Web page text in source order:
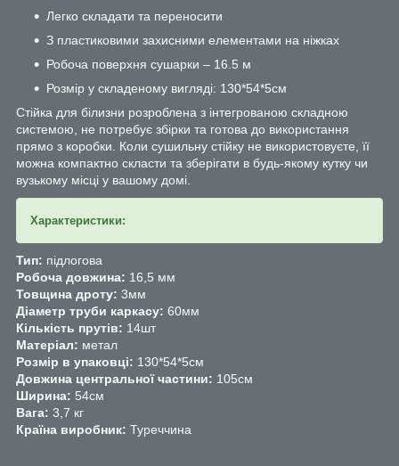
Легко складати та переносити
З пластиковими захисними елементами на ніжках
Робоча поверхня сушарки – 16.5 м
Розмір у складеному вигляді: 130*54*5см
Стійка для білизни розроблена з інтегрованою складною
системою, не потребує збірки та готова до використання
прямо з коробки. Коли сушильну стійку не використовуєте, її
можна компактно скласти та зберігати в будь-якому кутку чи
вузькому місці у вашому домі.
Характеристики:
Тип: підлогова
Робоча довжина: 16,5 мм
Товщина дроту: 3мм
Діаметр труби каркасу: 60мм
Кількість прутів: 14шт
Матеріал: метал
Розмір в упаковці: 130*54*5см
Довжина центральної частини: 105см
Ширина: 54см
Вага: 3,7 кг
Країна виробник: Туреччина